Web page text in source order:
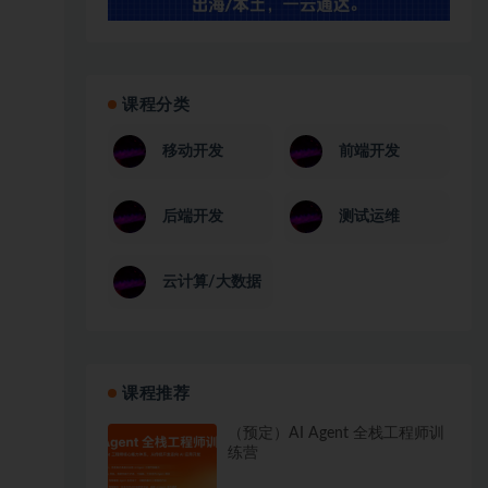
课程分类
移动开发 前端开发
后端开发 测试运维
云计算/大数据
课程推荐
（预定）AI Agent 全栈工程师训
练营